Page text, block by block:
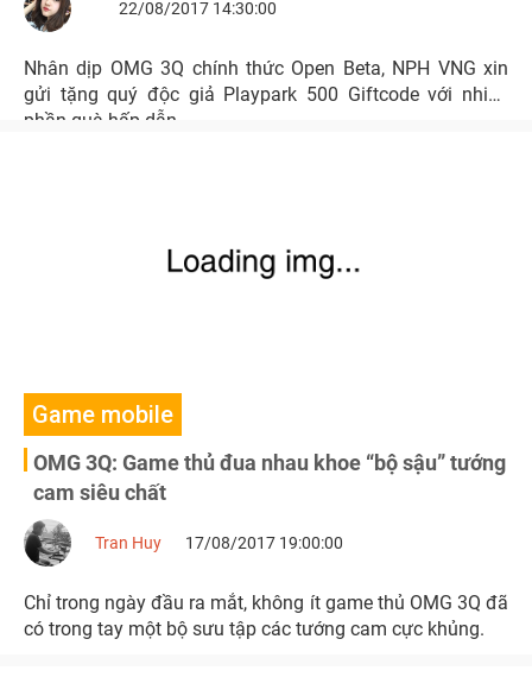
22/08/2017 14:30:00
Nhân dịp OMG 3Q chính thức Open Beta, NPH VNG xin
gửi tặng quý độc giả Playpark 500 Giftcode với nhiều
phần quà hấp dẫn.
Game mobile
OMG 3Q: Game thủ đua nhau khoe “bộ sậu” tướng
cam siêu chất
Tran Huy 17/08/2017 19:00:00
Chỉ trong ngày đầu ra mắt, không ít game thủ OMG 3Q đã
có trong tay một bộ sưu tập các tướng cam cực khủng.